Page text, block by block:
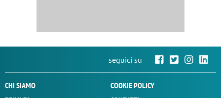
seguici su
CHI SIAMO
COOKIE POLICY